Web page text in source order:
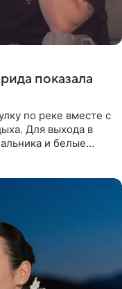
показала
по реке вместе с
Для выхода в
и белые